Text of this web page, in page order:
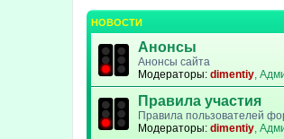
НОВОСТИ
Анонсы
Анонсы сайта
Модераторы: dimentiy,
Правила участия
Правила пользователей
Модераторы: dimentiy,